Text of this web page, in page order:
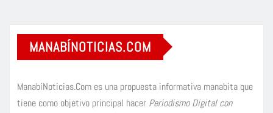
MANABÍNOTICIAS.COM
ManabíNoticias.Com es una propuesta informativa manabita que
tiene como objetivo principal hacer Periodismo Digital con